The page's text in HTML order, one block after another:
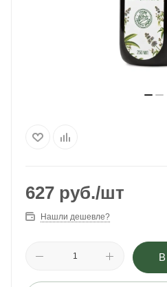
627 руб./шт
Нашли дешевле?
В